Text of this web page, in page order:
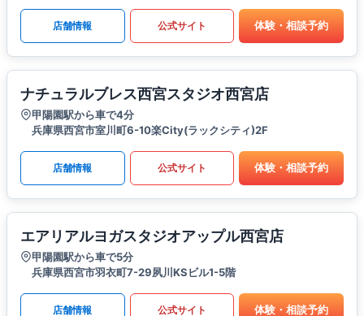
店舗情報 公式サイト 体験・相談予約
ナチュラルブレス西宮スタジオ西宮店
甲陽園駅から車で4分
兵庫県西宮市室川町6-10楽City(ラックシティ)2F
店舗情報 公式サイト 体験・相談予約
エアリアルヨガスタジオアップル西宮店
甲陽園駅から車で5分
兵庫県西宮市羽衣町7-29夙川KSビル1-5階
店舗情報 公式サイト 体験・相談予約